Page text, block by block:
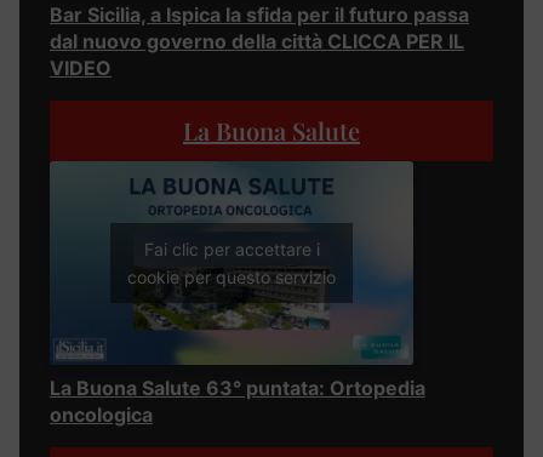
Bar Sicilia, a Ispica la sfida per il futuro passa
dal nuovo governo della città CLICCA PER IL
VIDEO
La Buona Salute
Fai clic per accettare i
cookie per questo servizio
La Buona Salute 63° puntata: Ortopedia
oncologica